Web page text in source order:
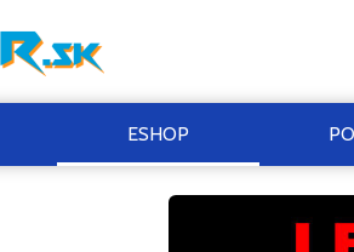
ESHOP